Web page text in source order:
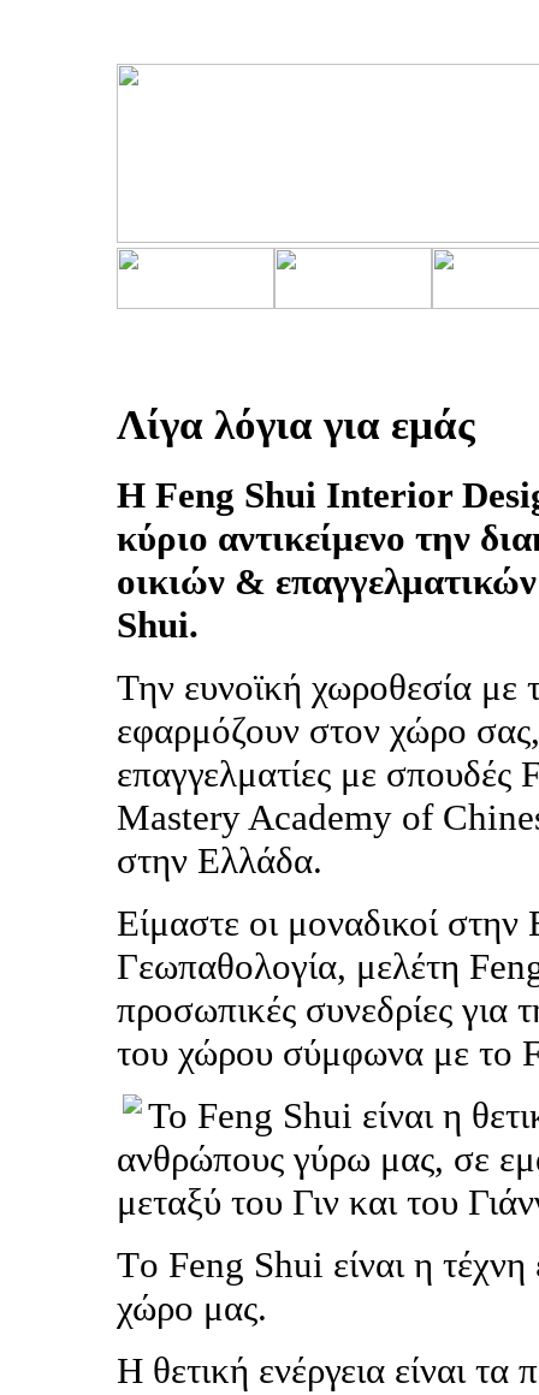
Λίγα λόγια για εμάς
Η Feng Shui Interior
κύριο αντικείμενο την
οικιών &
Shui.
Την ευνοϊκή χωροθεσία με
εφαρμόζουν στον χώρο
επαγγελματίες με
Mastery Academy of
στην Ελλάδα.
Είμαστε οι μοναδικοί
Γεωπαθολογία, μελέτη
προσωπικές συνεδρίες για
του χώρου σύμφωνα με το
Το Feng Shui είναι η
ανθρώπους γύρω μας, σε
μεταξύ του Γιν και του
Tο Feng Shui είναι η τέχνη
χώρο μας.
Η θετική ενέργεια είναι τα